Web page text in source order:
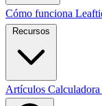
Cómo funciona
Recursos
Artículos